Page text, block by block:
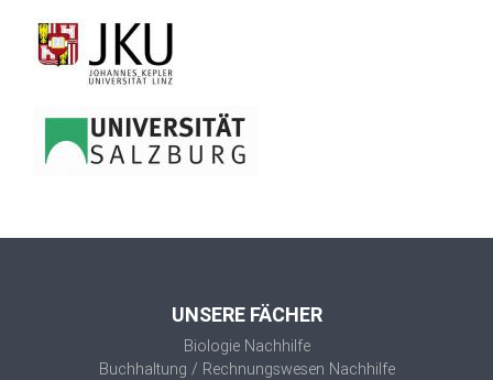
UNSERE FÄCHER
Biologie Nachhilfe
Buchhaltung / Rechnungswesen Nachhilfe